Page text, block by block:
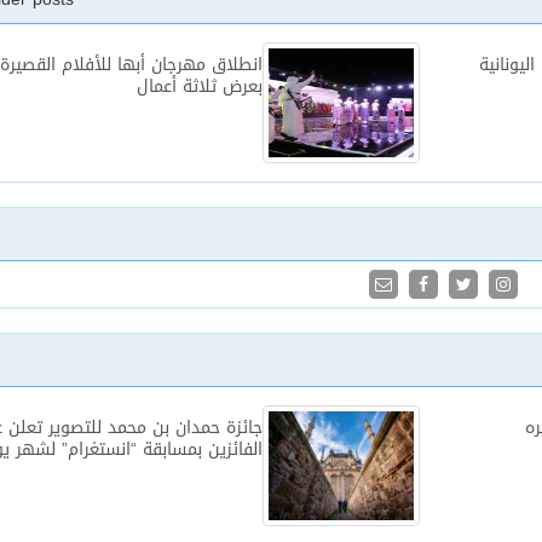
انطلاق مهرجان أبها للأفلام القصيرة
بعرض ثلاثة أعمال
جائزة حمدان بن محمد للتصوير
الفائزين بمسابقة “انستغرام” لشهر